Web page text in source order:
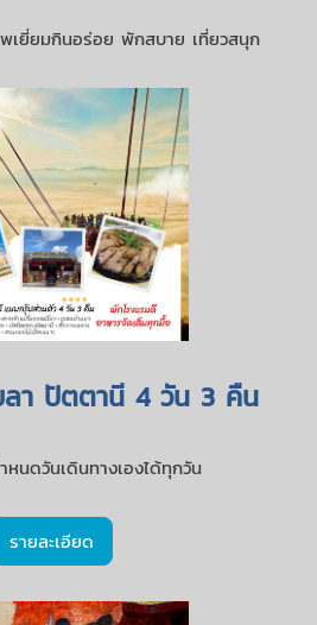
ยี่ยมกินอร่อย พักสบาย เที่ยวสนุก
ลา ปัตตานี 4 วัน 3 คืน
หนดวันเดินทางเองได้ทุกวัน
รายละเอียด